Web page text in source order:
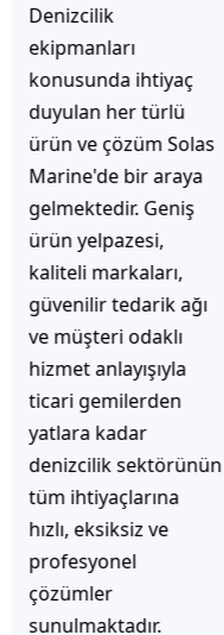
Solas Marine ailesine,
başta Aykut Bey ve
Ayhan Bey olmak
üzere, göstermiş
oldukları güven,
samimiyet, destek ve
değerli iş birliği için
içtenlikle teşekkür
ediyorum. Birlikte
çalışmaktan büyük
memnuniyet duyuyor,
başarılarla dolu uzun
yıllar boyunca aynı
dayanışma ve güven
ortamında nice
projelere imza atmayı
temenni ediyorum.
Kaptan Deniz